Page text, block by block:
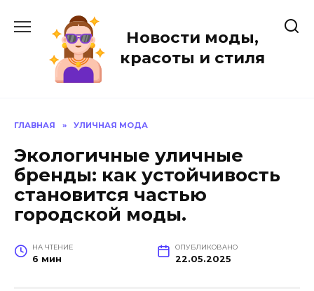
содержанию
Новости моды,
красоты и стиля
ГЛАВНАЯ » УЛИЧНАЯ МОДА
Экологичные уличные
бренды: как устойчивость
становится частью
городской моды.
НА ЧТЕНИЕ
6 мин
ОПУБЛИКОВАНО
22.05.2025